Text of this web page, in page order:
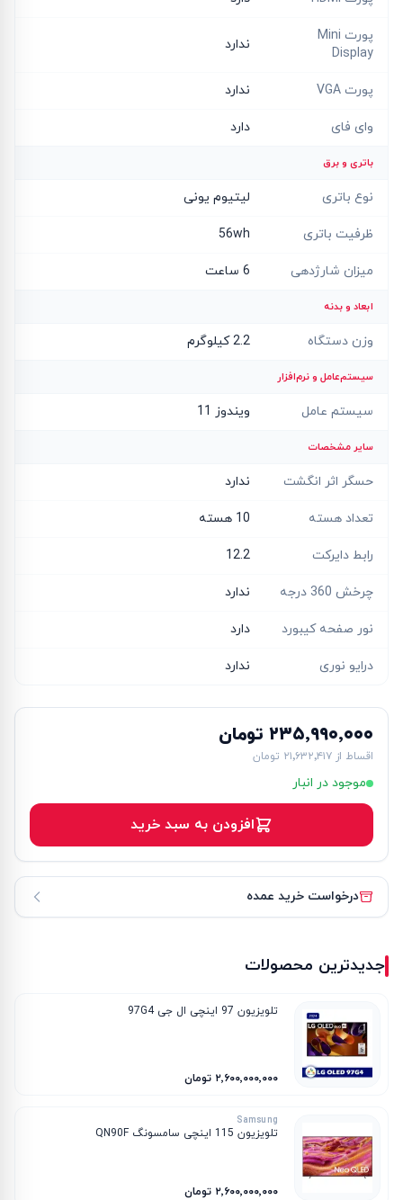
پورت Mini
Display
ندارد
پورت VGA ندارد
وای فای دارد
باتری و برق
نوع باتری لیتیوم یونی
ظرفیت باتری 56wh
میزان شارژدهی 6 ساعت
ابعاد و بدنه
وزن دستگاه 2.2 کیلوگرم
سیستم‌عامل و نرم‌افزار
سیستم عامل ویندوز 11
سایر مشخصات
حسگر اثر انگشت ندارد
تعداد هسته 10 هسته
رابط دایرکت 12.2
چرخش 360 درجه ندارد
نور صفحه کیبورد دارد
درایو نوری ندارد
۲۳۵٬۹۹۰٬۰۰۰ تومان
اقساط از ۲۱٬۶۳۲٬۴۱۷ تومان
موجود در انبار
افزودن به سبد خرید
درخواست خرید عمده
جدیدترین محصولات
تلویزیون 97 اینچی ال جی 97G4
۲٬۶۰۰٬۰۰۰٬۰۰۰ تومان
Samsung
تلویزیون 115 اینچی سامسونگ QN90F
۲٬۶۰۰٬۰۰۰٬۰۰۰ تومان